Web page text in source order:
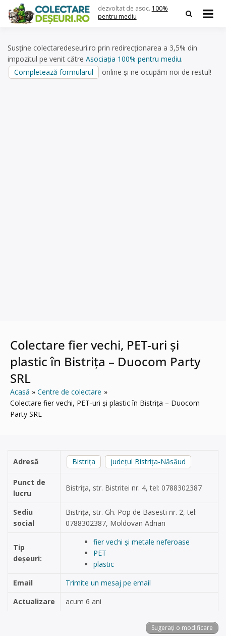
content
dezvoltat de asoc. 100%
pentru mediu
Susține colectaredeseuri.ro prin redirecționarea a 3,5% din
impozitul pe venit către Asociația 100% pentru mediu.
Completează formularul
online și ne ocupăm noi de restul!
Colectare fier vechi, PET-uri și
plastic în Bistrița – Duocom Party
SRL
Acasă
Centre de colectare
Colectare fier vechi, PET-uri și plastic în Bistrița – Duocom
Party SRL
Adresă Bistrița județul Bistrița-Năsăud
Punct de
lucru
Bistrița, str. Bistritei nr. 4, tel: 0788302387
Sediu
social
Bistrița, str. Gh. Pop de Basesti nr. 2, tel:
0788302387, Moldovan Adrian
Tip
deșeuri:
fier vechi și metale neferoase
PET
plastic
Email
Trimite un mesaj pe email
Actualizare
acum 6 ani
Sugerați o modificare